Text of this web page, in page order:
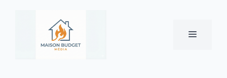
MENU